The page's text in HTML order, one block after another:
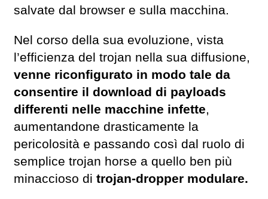
salvate dal browser e sulla macchina.
Nel corso della sua evoluzione, vista
l’efficienza del trojan nella sua diffusione,
venne riconfigurato in modo tale da
consentire il download di payloads
differenti nelle macchine infette,
aumentandone drasticamente la
pericolosità e passando così dal ruolo di
semplice trojan horse a quello ben più
minaccioso di trojan-dropper modulare.